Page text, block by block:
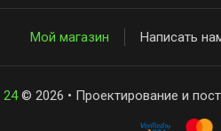
Мой магазин Написать
24© 2026 • Проектирование и